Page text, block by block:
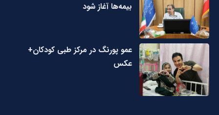
بیمه‌ها آغاز شود
عمو پورنگ در مرکز طبی کودکان+
عکس